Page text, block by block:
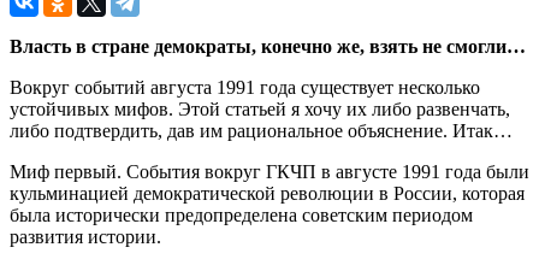
Власть в стране демократы, конечно же, взять не смогли…
Вокруг событий августа 1991 года существует несколько
устойчивых мифов. Этой статьей я хочу их либо развенчать,
либо подтвердить, дав им рациональное объяснение. Итак…
Миф первый. События вокруг ГКЧП в августе 1991 года были
кульминацией демократической революции в России, которая
была исторически предопределена советским периодом
развития истории.